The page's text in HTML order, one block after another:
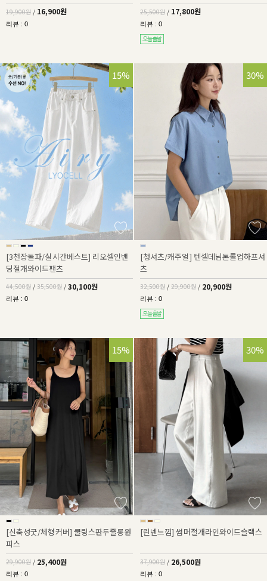
19,900원 / 16,900원
리뷰 : 0
25,500원 / 17,800원
리뷰 : 0
32%
15%
[3천장돌파/실시간베스트] 리오셀인밴
딩절개와이드팬츠
44,500원 / 35,500원 / 30,100원
리뷰 : 0
36%
30%
[청셔츠/캐주얼] 텐셀데님톤롤업하프셔
츠
32,500원 / 29,900원 / 20,900원
리뷰 : 0
15%
[신축성굿/체형커버] 쿨링스판두줄롱원
피스
29,900원 / 25,400원
리뷰 : 0
30%
[린넨느낌] 썸머절개라인와이드슬랙스
37,900원 / 26,500원
리뷰 : 0